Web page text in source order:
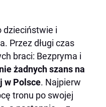
dzieciństwie i
Przez długi czas
braci: Bezpryma i
żadnych szans na
w Polsce. Najpierw
tronu po swojej